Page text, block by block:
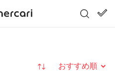
並び替え